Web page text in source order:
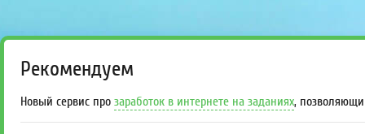
Рекомендуем
Новый сервис про заработок в интернете на заданиях,